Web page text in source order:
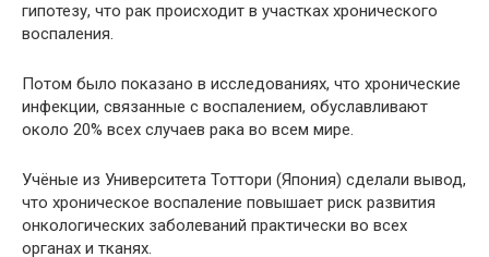
гипотезу, что рак происходит в участках хронического
воспаления.
Потом было показано в исследованиях, что хронические
инфекции, связанные с воспалением, обуславливают
около 20% всех случаев рака во всем мире.
Учёные из Университета Тоттори (Япония) сделали вывод,
что хроническое воспаление повышает риск развития
онкологических заболеваний практически во всех
органах и тканях.